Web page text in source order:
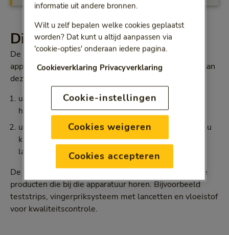
Dit krijgt u vergoed
De Bewuste Keuze Basisverzekering vergoedt
apparatuur om bloedstollingstijden te bepalen als u aan
deze 2 voorwaarden voldoet:
u heeft een ziekte of aandoening waardoor u risico
heeft op trombose, en
u heeft voor langere tijd bloedverdunners nodig, of u
kunt zich door uw werk niet bij de trombosedienst
laten controleren
De Bewuste Keuze Basisverzekering vergoedt ook de
producten die bij die apparatuur horen. Bijvoorbeeld
teststrips, vingerpriksysteem met lancetten en vloeistof
voor kwaliteitscontrole.
informatie uit andere bronnen.
Wilt u zelf bepalen welke cookies geplaatst
worden? Dat kunt u altijd aanpassen via
'cookie-opties' onderaan iedere pagina.
Cookieverklaring Privacyverklaring
Cookie-instellingen
Cookies weigeren
Cookies accepteren